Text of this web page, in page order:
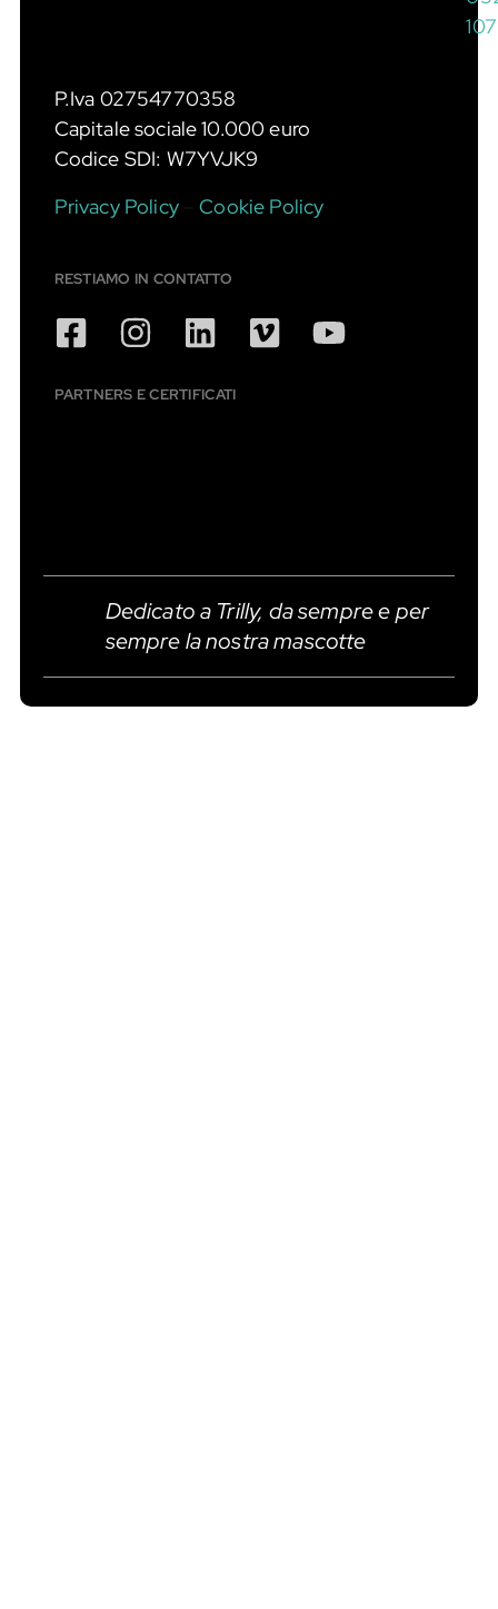
P.Iva 02754770358
Capitale sociale 10.000 euro
Codice SDI: W7YVJK9
Privacy Policy–Cookie Policy
RESTIAMO IN CONTATTO
PARTNERS E CERTIFICATI
Dedicato a Trilly, da sempre e per
sempre la nostra mascotte